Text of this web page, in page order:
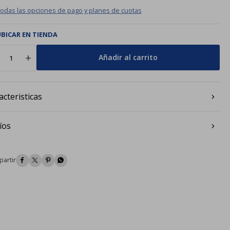
las opciones de pago y planes de cuotas
EN TIENDA
add Añadir al carrito
   